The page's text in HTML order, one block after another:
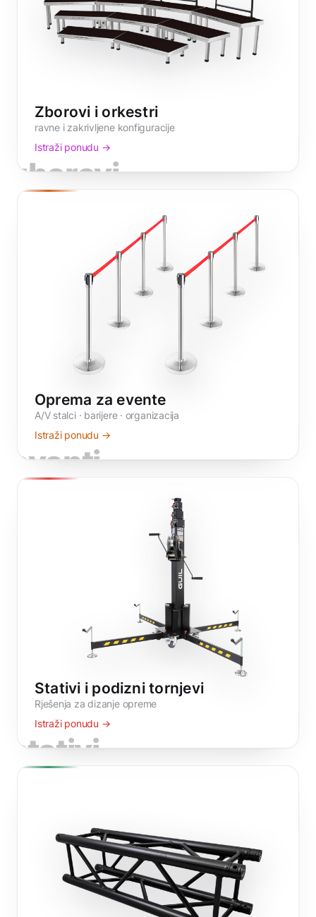
zborovi
Zborovi i orkestri
ravne i zakrivljene konfiguracije
Istraži ponudu →
eventi
Oprema za evente
A/V stalci · barijere · organizacija
Istraži ponudu →
stativi
Stativi i podizni tornjevi
Rješenja za dizanje opreme
Istraži ponudu →